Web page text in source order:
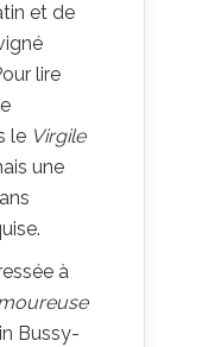
et de
lire
le Virgile
une
à
Bussy-